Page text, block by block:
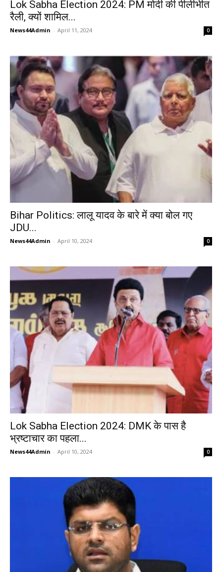
Lok Sabha Election 2024: PM मोदी की पीलीभीत
रैली, क्यों शामिल...
News44Admin - April 11, 2024 0
Bihar Politics: लालू यादव के बारे में क्या बोल गए
JDU...
News44Admin - April 10, 2024 0
Lok Sabha Election 2024: DMK के पास है
भ्रष्टाचार का पहला...
News44Admin - April 10, 2024 0